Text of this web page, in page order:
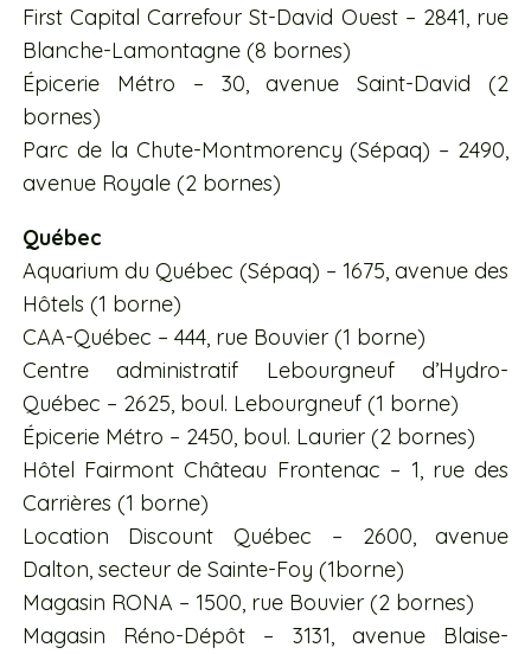
First Capital Carrefour St-David Ouest – 2841, rue
Blanche-Lamontagne (8 bornes)
Épicerie Métro – 30, avenue Saint-David (2
bornes)
Parc de la Chute-Montmorency (Sépaq) – 2490,
avenue Royale (2 bornes)
Québec
Aquarium du Québec (Sépaq) – 1675, avenue des
Hôtels (1 borne)
CAA-Québec – 444, rue Bouvier (1 borne)
Centre administratif Lebourgneuf d’Hydro-
Québec – 2625, boul. Lebourgneuf (1 borne)
Épicerie Métro – 2450, boul. Laurier (2 bornes)
Hôtel Fairmont Château Frontenac – 1, rue des
Carrières (1 borne)
Location Discount Québec – 2600, avenue
Dalton, secteur de Sainte-Foy (1borne)
Magasin RONA – 1500, rue Bouvier (2 bornes)
Magasin Réno-Dépôt – 3131, avenue Blaise-